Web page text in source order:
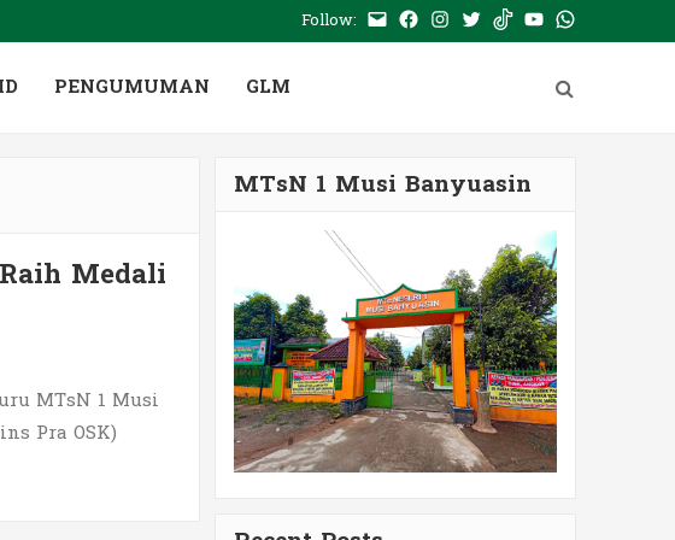
Follow: E- Facebook
Instagram
TwitterTiktokYoutubeWhatsApp
PENGUMUMAN GLM
Medali
MTsN 1 Musi
Pra OSK)
MTsN 1 Musi Banyuasin